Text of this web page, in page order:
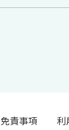
免責事項
利